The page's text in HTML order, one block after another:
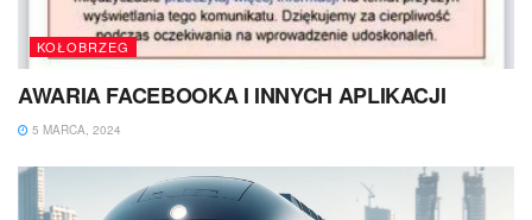
KOŁOBRZEG
AWARIA FACEBOOKA I INNYCH APLIKACJI
5 MARCA, 2024